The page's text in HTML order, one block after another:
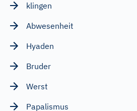
klingen
Abwesenheit
Hyaden
Bruder
Werst
Papalismus